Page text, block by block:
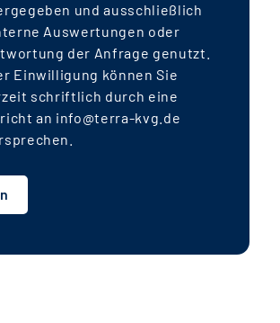
und ausschließlich
Auswertungen oder
der Anfrage genutzt.
Einwilligung können Sie
schriftlich durch eine
an info@terra-kvg.de